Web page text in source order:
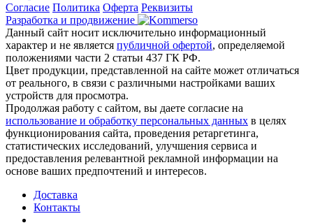
Согласие Политика Оферта Реквизиты
Разработка и продвижение
Данный сайт носит исключительно информационный
характер и не является публичной офертой, определяемой
положениями части 2 статьи 437 ГК РФ.
Цвет продукции, представленной на сайте может отличаться
от реального, в связи с различными настройками ваших
устройств для просмотра.
Продолжая работу с сайтом, вы даете согласие на
использование и обработку персональных данных в целях
функционирования сайта, проведения ретаргетинга,
статистических исследований, улучшения сервиса и
предоставления релевантной рекламной информации на
основе ваших предпочтений и интересов.
Доставка
Контакты